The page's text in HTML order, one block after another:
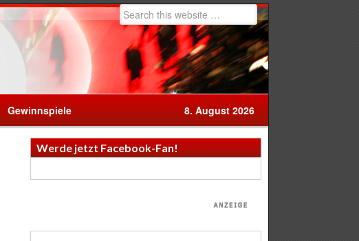
Gewinnspiele 8. August 2026
Werde jetzt Facebook-Fan!